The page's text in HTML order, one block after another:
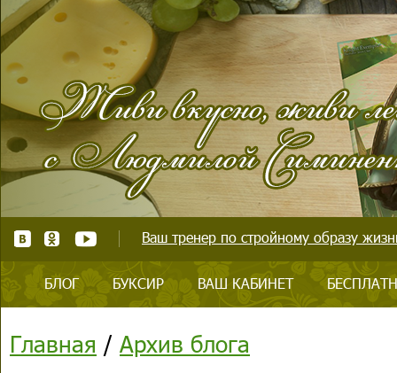
Ваш тренер по стройному образу
БЛОГ БУКСИР ВАШ КАБИНЕТ
Главная / Архив блога